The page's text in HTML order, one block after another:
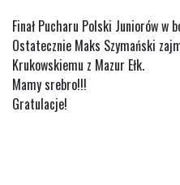
Finał Pucharu Polski Juniorów w
Ostatecznie Maks Szymański
Krukowskiemu z Mazur Ełk.
Mamy srebro!!!
Gratulacje!